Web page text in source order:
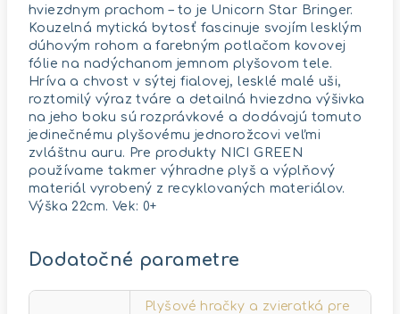
hviezdnym prachom – to je Unicorn Star Bringer.
Kouzelná mytická bytosť fascinuje svojím lesklým
dúhovým rohom a farebným potlačom kovovej
fólie na nadýchanom jemnom plyšovom tele.
Hríva a chvost v sýtej fialovej, lesklé malé uši,
roztomilý výraz tváre a detailná hviezdna výšivka
na jeho boku sú rozprávkové a dodávajú tomuto
jedinečnému plyšovému jednorožcovi veľmi
zvláštnu auru. Pre produkty NICI GREEN
používame takmer výhradne plyš a výplňový
materiál vyrobený z recyklovaných materiálov.
Výška 22cm. Vek: 0+
Dodatočné parametre
Plyšové hračky a zvieratká pre